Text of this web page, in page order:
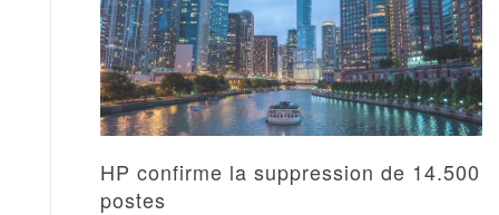
HP confirme la suppression de 14.500
postes